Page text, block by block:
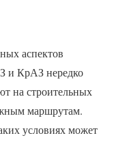
аспектов
и КрАЗ нередко
на строительных
маршрутам.
условиях может